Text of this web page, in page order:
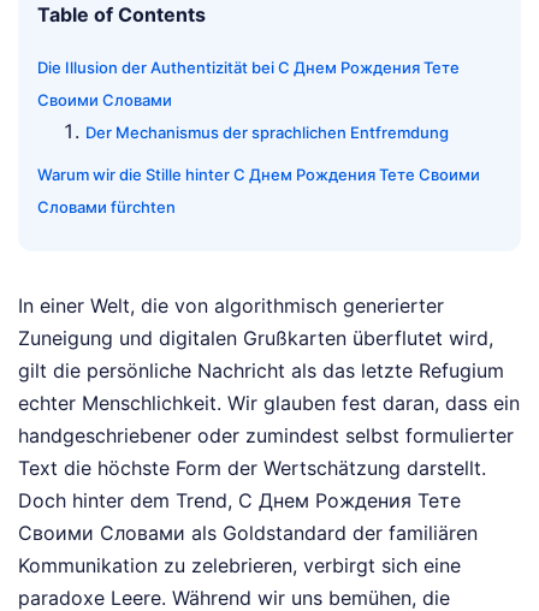
Table of Contents
Die Illusion der Authentizität bei С Днем Рождения Тете
Своими Словами
Der Mechanismus der sprachlichen Entfremdung
Warum wir die Stille hinter С Днем Рождения Тете Своими
Словами fürchten
In einer Welt, die von algorithmisch generierter
Zuneigung und digitalen Grußkarten überflutet wird,
gilt die persönliche Nachricht als das letzte Refugium
echter Menschlichkeit. Wir glauben fest daran, dass ein
handgeschriebener oder zumindest selbst formulierter
Text die höchste Form der Wertschätzung darstellt.
Doch hinter dem Trend, С Днем Рождения Тете
Своими Словами als Goldstandard der familiären
Kommunikation zu zelebrieren, verbirgt sich eine
paradoxe Leere. Während wir uns bemühen, die